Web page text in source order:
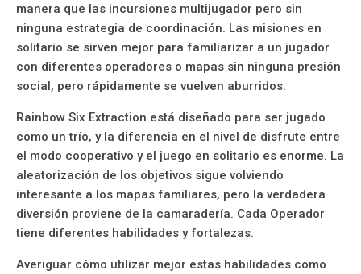
manera que las incursiones multijugador pero sin
ninguna estrategia de coordinación. Las misiones en
solitario se sirven mejor para familiarizar a un jugador
con diferentes operadores o mapas sin ninguna presión
social, pero rápidamente se vuelven aburridos.
Rainbow Six Extraction está diseñado para ser jugado
como un trío, y la diferencia en el nivel de disfrute entre
el modo cooperativo y el juego en solitario es enorme. La
aleatorización de los objetivos sigue volviendo
interesante a los mapas familiares, pero la verdadera
diversión proviene de la camaradería. Cada Operador
tiene diferentes habilidades y fortalezas.
Averiguar cómo utilizar mejor estas habilidades como